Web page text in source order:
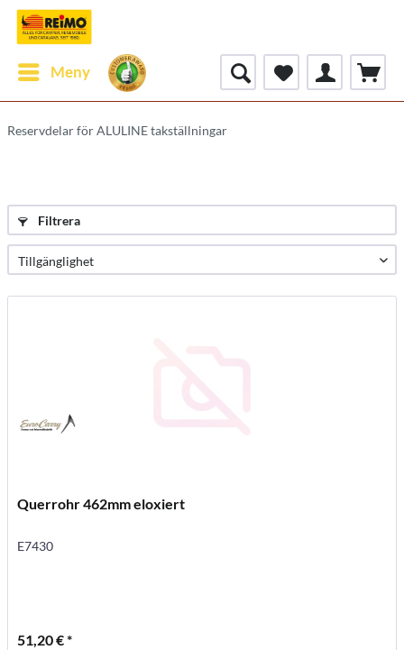
Meny
Reservdelar för ALULINE takställningar
Filtrera
Querrohr 462mm eloxiert
E7430
51,20 € *